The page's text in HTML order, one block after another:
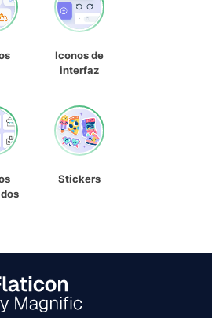
Iconos de
interfaz
Stickers